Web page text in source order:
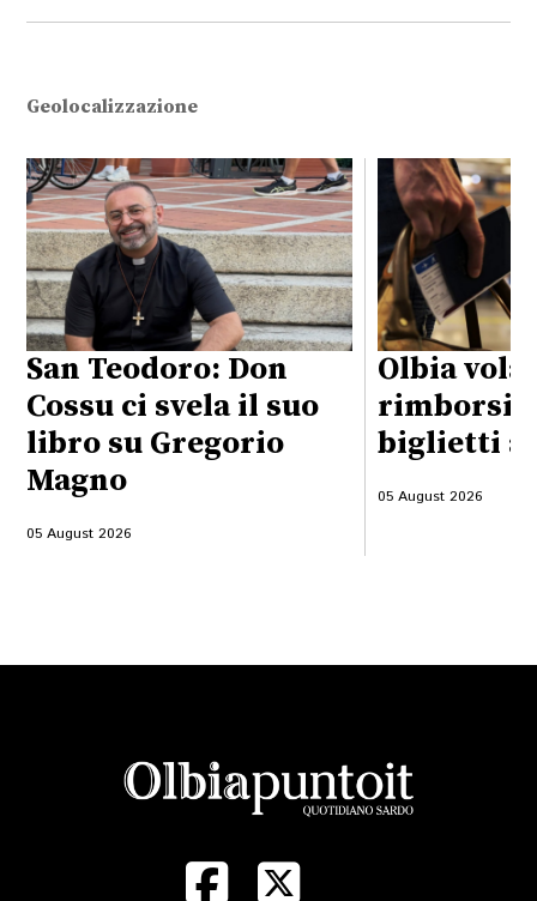
Geolocalizzazione
San Teodoro: Don
Cossu ci svela il suo
libro su Gregorio
Magno
05 August 2026
Olbia
rimborsi
biglietti
05 August 2026